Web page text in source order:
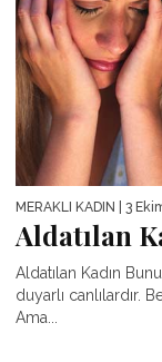
MERAKLI KADIN | 3
Aldatılan
Aldatılan Kadın
duyarlı canlılardır.
Ama...